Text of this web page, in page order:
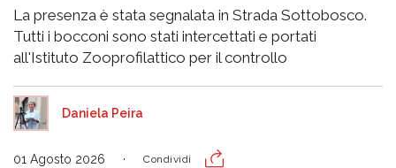
La presenza è stata segnalata in Strada Sottobosco.
Tutti i bocconi sono stati intercettati e portati
all'Istituto Zooprofilattico per il controllo
Daniela Peira
01 Agosto 2026 Condividi